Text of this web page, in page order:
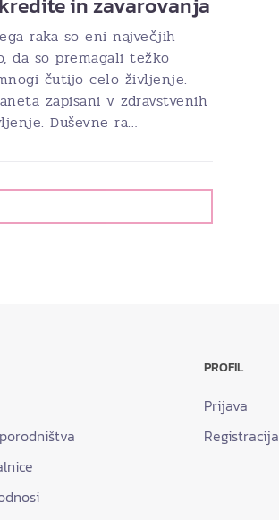
raka so eni največjih
da so premagali težko
čutijo celo življenje.
zapisani v zdravstvenih
Duševne ra…
PROFIL
Prijava
Registracija